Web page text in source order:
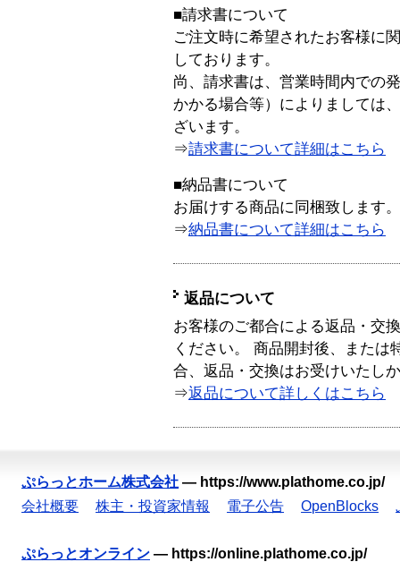
■請求書について
ご注文時に希望されたお客様に
しております。
尚、請求書は、営業時間内での
かかる場合等）によりましては
ざいます。
⇒請求書について詳細はこちら
■納品書について
お届けする商品に同梱致します。
⇒納品書について詳細はこちら
返品について
お客様のご都合による返品・交
ください。 商品開封後、または
合、返品・交換はお受けいたし
⇒返品について詳しくはこちら
ぷらっとホーム株式会社 — https://www.plathome.co.jp/
会社概要
株主・投資家情報 電子公告 OpenBlocks
ぷらっとオンライン — https://online.plathome.co.jp/